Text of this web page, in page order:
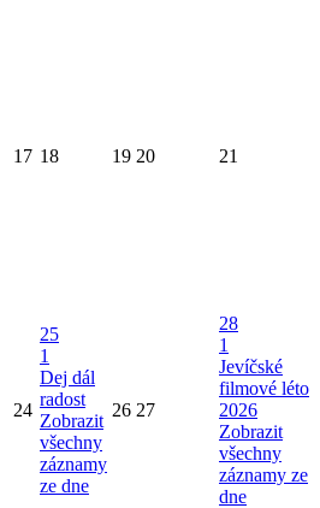
17 18 19 20 21
24
25
1
Dej dál
radost
Zobrazit
všechny
záznamy
ze dne
26 27
28
1
Jevíčské
filmové léto
2026
Zobrazit
všechny
záznamy ze
dne